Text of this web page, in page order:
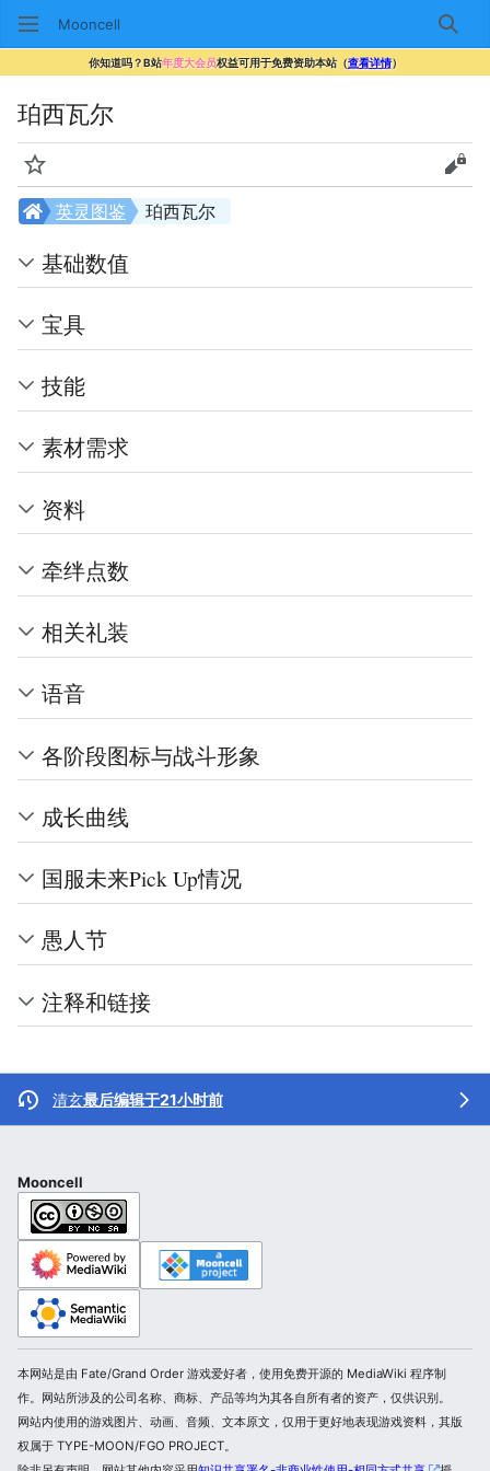
Mooncell 搜索
你知道吗？B站年度大会员权益可用于免费资助本站（查看详情）
珀西瓦尔
监视 查看
珀西瓦尔
英灵图鉴
基础数值
宝具
技能
素材需求
资料
牵绊点数
相关礼装
语音
各阶段图标与战斗形象
成长曲线
国服未来Pick Up情况
愚人节
注释和链接
清玄最后编辑于21小时前
Mooncell
本网站是由 Fate/Grand Order 游戏爱好者，使用免费开源的 MediaWiki 程序制
作。网站所涉及的公司名称、商标、产品等均为其各自所有者的资产，仅供识别。
网站内使用的游戏图片、动画、音频、文本原文，仅用于更好地表现游戏资料，其版
权属于 TYPE-MOON/FGO PROJECT。